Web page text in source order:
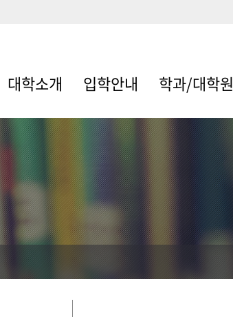
대학소개
학장인사말
VISION
연혁
조직도
현황
역대학장
교수소개
행정실
입학안내
입학안내
학과/대학원
해양수산광역
기관시스템공학과
수산생명의학과
스마트수산자원관
리학과
조선해양공학과
수산해양산업관광
레저융합학과
(계약학과)